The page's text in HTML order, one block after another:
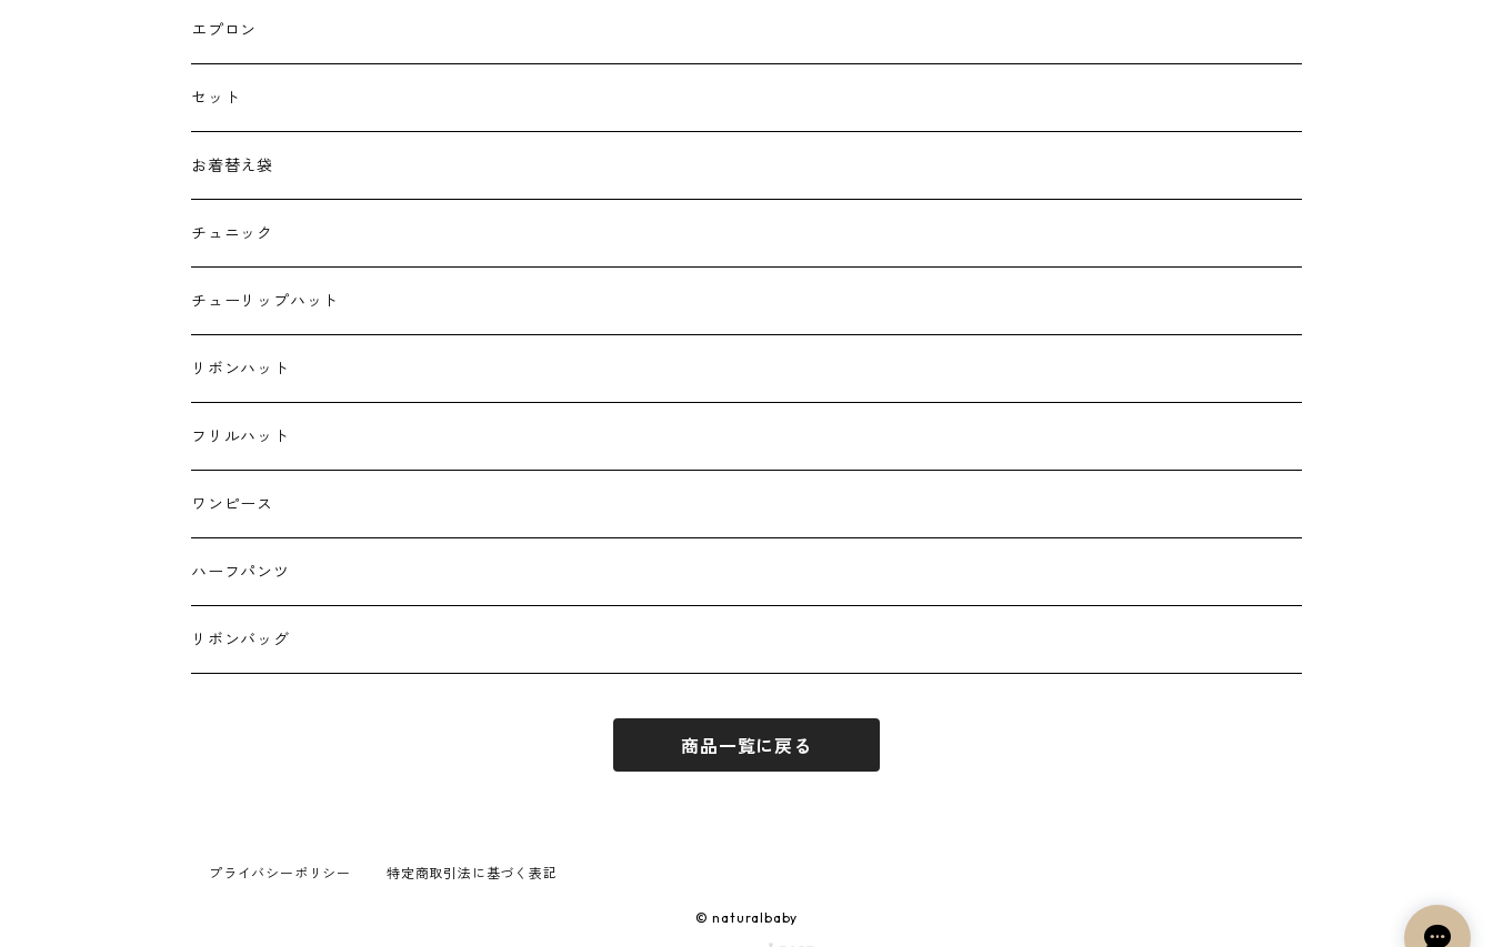
よだれカバー
抱っこ紐
子供用バッグ
ポケットティッシュケース
ハンカチ
ランチクロス
お弁当袋
キーホルダー
エプロン
セット
お着替え袋
チュニック
チューリップハット
リボンハット
フリルハット
ワンピース
ハーフパンツ
リボンバッグ
商品一覧に戻る
プライバシーポリシー 特定商取引法に基づく表記
© naturalbaby